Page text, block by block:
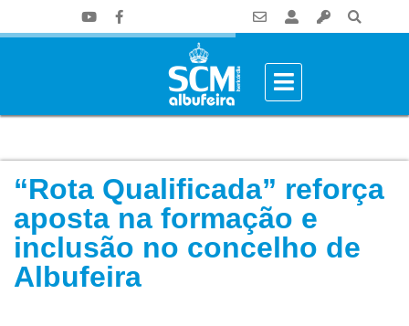
“Rota Qualificada” reforça
aposta na formação e
inclusão no concelho de
Albufeira